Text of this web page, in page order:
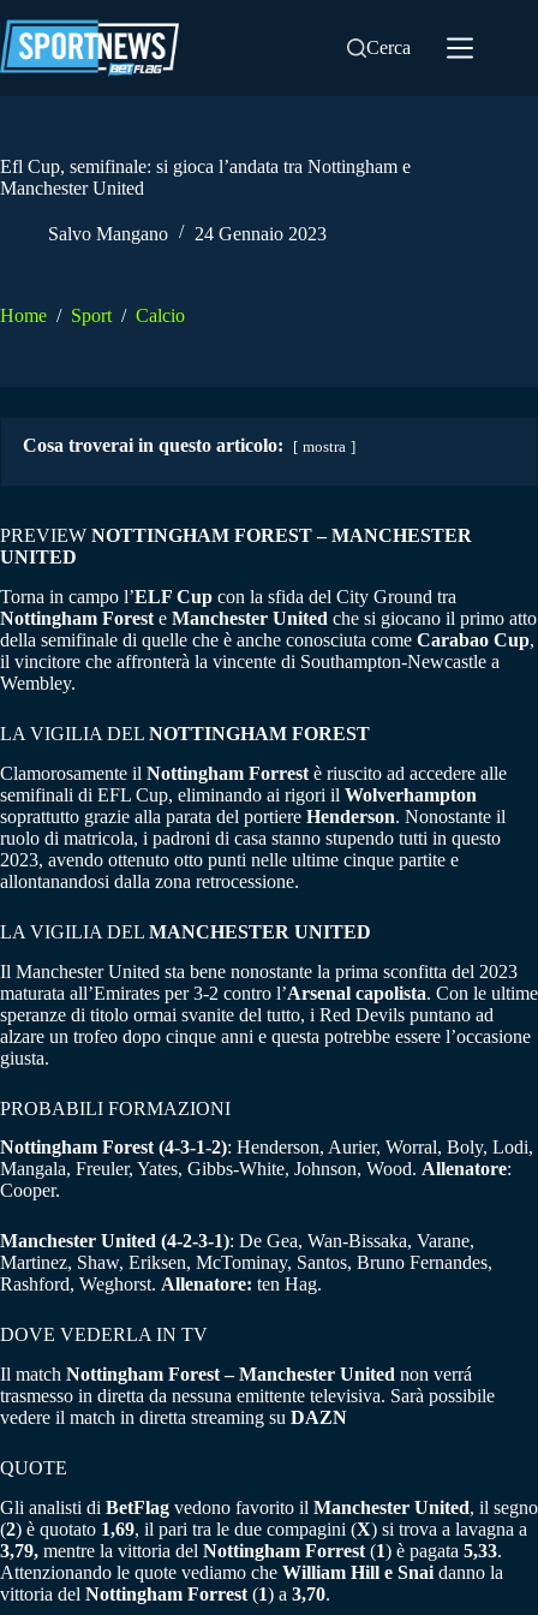
al
contenuto
Cerca
Efl Cup, semifinale: si gioca l’andata tra Nottingham e
Manchester United
Salvo Mangano 24 Gennaio 2023
Home / Sport / Calcio
Cosa troverai in questo articolo: mostra
PREVIEW NOTTINGHAM FOREST –MANCHESTER
UNITED
Torna in campo l’ELF Cup con la sfida del City Ground tra
Nottingham Forest e Manchester United che si giocano il primo atto
della semifinale di quelle che è anche conosciuta come Carabao Cup,
il vincitore che affronterà la vincente di Southampton-Newcastle a
Wembley.
LA VIGILIA DEL NOTTINGHAM FOREST
Clamorosamente il Nottingham Forrest è riuscito ad accedere alle
semifinali di EFL Cup, eliminando ai rigori il Wolverhampton
soprattutto grazie alla parata del portiere Henderson. Nonostante il
ruolo di matricola, i padroni di casa stanno stupendo tutti in questo
2023, avendo ottenuto otto punti nelle ultime cinque partite e
allontanandosi dalla zona retrocessione.
LA VIGILIA DEL MANCHESTER UNITED
Il Manchester United sta bene nonostante la prima sconfitta del 2023
maturata all’Emirates per 3-2 contro l’Arsenal capolista. Con le ultime
speranze di titolo ormai svanite del tutto, i Red Devils puntano ad
alzare un trofeo dopo cinque anni e questa potrebbe essere l’occasione
giusta.
PROBABILI FORMAZIONI
Nottingham Forest (4-3-1-2): Henderson, Aurier, Worral, Boly, Lodi,
Mangala, Freuler, Yates, Gibbs-White, Johnson, Wood. Allenatore:
Cooper.
Manchester United (4-2-3-1): De Gea, Wan-Bissaka, Varane,
Martinez, Shaw, Eriksen, McTominay, Santos, Bruno Fernandes,
Rashford, Weghorst. Allenatore: ten Hag.
DOVE VEDERLA IN TV
Il match Nottingham Forest – Manchester United non verrá
trasmesso in diretta da nessuna emittente televisiva. Sarà possibile
vedere il match in diretta streaming su DAZN
QUOTE
Gli analisti di BetFlag vedono favorito il Manchester United, il segno
(2) è quotato 1,69, il pari tra le due compagini (X) si trova a lavagna a
3,79, mentre la vittoria del Nottingham Forrest (1) è pagata 5,33.
Attenzionando le quote vediamo che William Hill e Snai danno la
vittoria del Nottingham Forrest (1) a 3,70.